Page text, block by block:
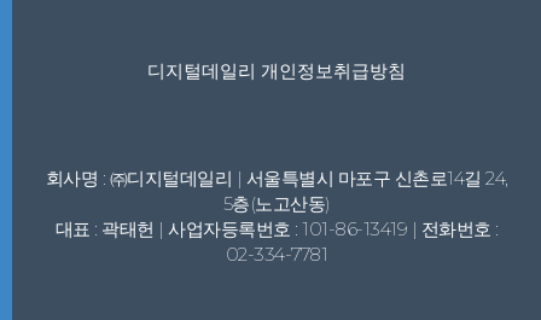
디지털데일리 개인정보취급방침
회사명 : ㈜디지털데일리 | 서울특별시 마포구 신촌로14길 24,
5층(노고산동)
대표 : 곽태헌 | 사업자등록번호 : 101-86-13419 | 전화번호 :
02-334-7781